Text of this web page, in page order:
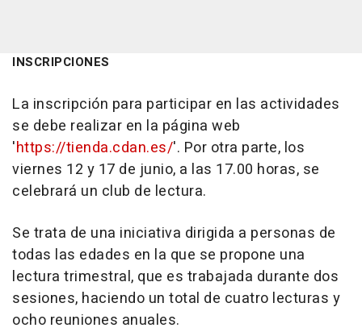
INSCRIPCIONES
La inscripción para participar en las actividades
se debe realizar en la página web
'https://tienda.cdan.es/'. Por otra parte, los
viernes 12 y 17 de junio, a las 17.00 horas, se
celebrará un club de lectura.
Se trata de una iniciativa dirigida a personas de
todas las edades en la que se propone una
lectura trimestral, que es trabajada durante dos
sesiones, haciendo un total de cuatro lecturas y
ocho reuniones anuales.